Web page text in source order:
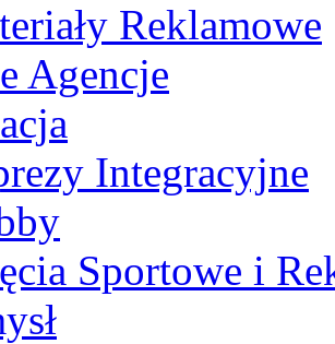
Reklamowe
Agencje
Integracyjne
Sportowe i